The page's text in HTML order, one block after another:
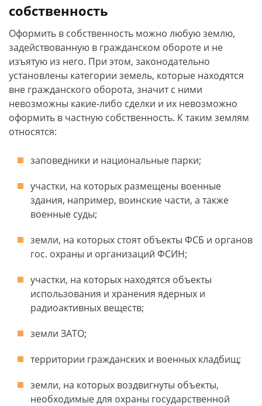
собственность
Оформить в собственность можно любую землю,
задействованную в гражданском обороте и не
изъятую из него. При этом, законодательно
установлены категории земель, которые находятся
вне гражданского оборота, значит с ними
невозможны какие-либо сделки и их невозможно
оформить в частную собственность. К таким землям
относятся:
заповедники и национальные парки;
участки, на которых размещены военные
здания, например, воинские части, а также
военные суды;
земли, на которых стоят объекты ФСБ и органов
гос. охраны и организаций ФСИН;
участки, на которых находятся объекты
использования и хранения ядерных и
радиоактивных веществ;
земли ЗАТО;
территории гражданских и военных кладбищ;
земли, на которых воздвигнуты объекты,
необходимые для охраны государственной